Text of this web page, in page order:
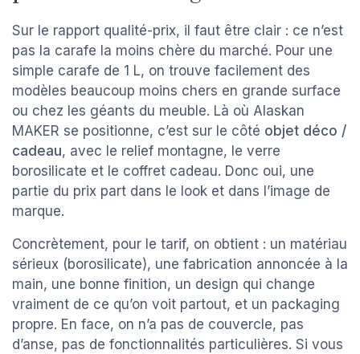
Sur le rapport qualité-prix, il faut être clair : ce n’est
pas la carafe la moins chère du marché. Pour une
simple carafe de 1 L, on trouve facilement des
modèles beaucoup moins chers en grande surface
ou chez les géants du meuble. Là où Alaskan
MAKER se positionne, c’est sur le côté objet déco /
cadeau, avec le relief montagne, le verre
borosilicate et le coffret cadeau. Donc oui, une
partie du prix part dans le look et dans l’image de
marque.
Concrètement, pour le tarif, on obtient : un matériau
sérieux (borosilicate), une fabrication annoncée à la
main, une bonne finition, un design qui change
vraiment de ce qu’on voit partout, et un packaging
propre. En face, on n’a pas de couvercle, pas
d’anse, pas de fonctionnalités particulières. Si vous